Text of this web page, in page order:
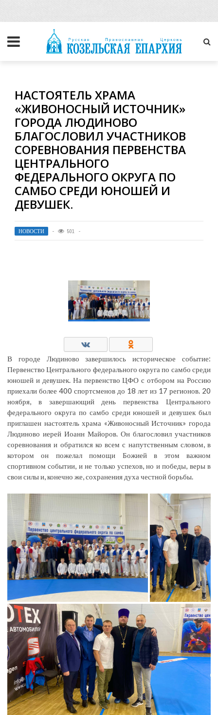
НАСТОЯТЕЛЬ ХРАМА
«ЖИВОНОСНЫЙ ИСТОЧНИК»
ГОРОДА ЛЮДИНОВО
БЛАГОСЛОВИЛ УЧАСТНИКОВ
СОРЕВНОВАНИЯ ПЕРВЕНСТВА
ЦЕНТРАЛЬНОГО
ФЕДЕРАЛЬНОГО ОКРУГА ПО
САМБО СРЕДИ ЮНОШЕЙ И
ДЕВУШЕК.
НОВОСТИ 501
В городе Людиново завершилось историческое событие:
Первенство Центрального федерального округа по самбо среди
юношей и девушек. На первенство ЦФО с отбором на Россию
приехали более 400 спортсменов до 18 лет из 17 регионов. 20
ноября, в завершающий день первенства Центрального
федерального округа по самбо среди юношей и девушек был
приглашен настоятель храма «Живоносный Источник» города
Людиново иерей Иоанн Майоров. Он благословил участников
соревнования и обратился ко всем с напутственным словом, в
котором он пожелал помощи Божией в этом важном
спортивном событии, и не только успехов, но и победы, веры в
свои силы и, конечно же, сохранения духа честной борьбы.